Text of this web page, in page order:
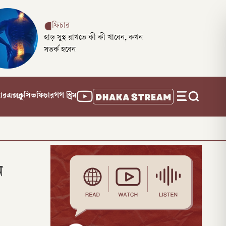
ফিচার
হাড় সুস্থ রাখতে কী কী খাবেন, কখন
সতর্ক হবেন
এক্সক্লুসিভফিচারপপ স্ট্রিম